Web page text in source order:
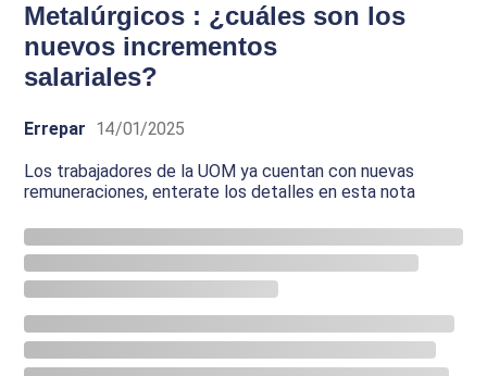
Metalúrgicos : ¿cuáles son los
nuevos incrementos
salariales?
Errepar 14/01/2025
Los trabajadores de la UOM ya cuentan con nuevas
remuneraciones, enterate los detalles en esta nota